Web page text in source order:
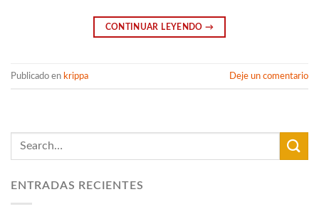
CONTINUAR LEYENDO→
Publicado en krippa Deje un comentario
ENTRADAS RECIENTES